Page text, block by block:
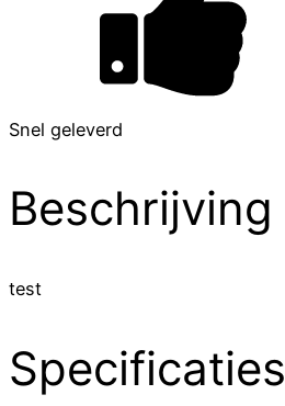
Snel geleverd
Beschrijving
test
Specificaties